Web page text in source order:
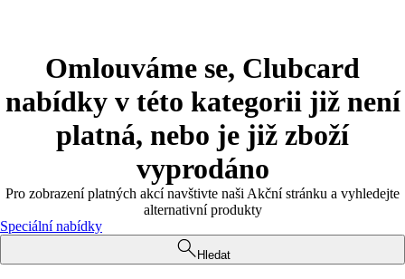
Omlouváme se, Clubcard
nabídky v této kategorii již není
platná, nebo je již zboží
vyprodáno
Pro zobrazení platných akcí navštivte naši Akční stránku a vyhledejte
alternativní produkty
Speciální nabídky
Hledat